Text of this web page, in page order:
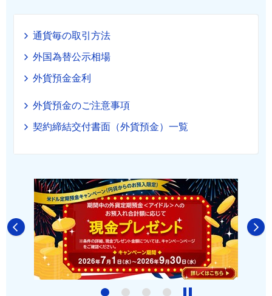
通貨毎の取引方法
外国為替公示相場
外貨預金金利
外貨預金のご注意事項
契約締結交付書面（外貨預金）一覧